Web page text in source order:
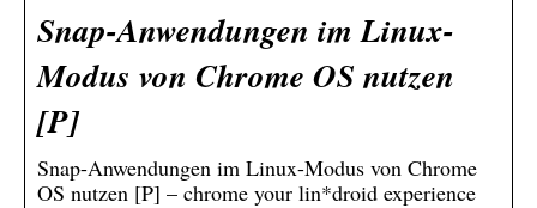
Snap-Anwendungen im Linux-
Modus von Chrome OS nutzen
[P]
Snap-Anwendungen im Linux-Modus von Chrome
OS nutzen [P] – chrome your lin*droid experience